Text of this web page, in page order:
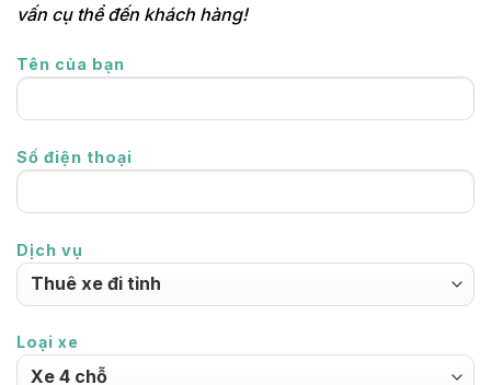
vấn cụ thể đến khách hàng!
Tên của bạn
Số điện thoại
Dịch vụ
Loại xe